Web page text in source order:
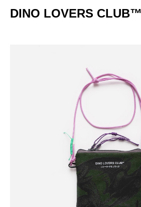
DINO LOVERS CLUB™